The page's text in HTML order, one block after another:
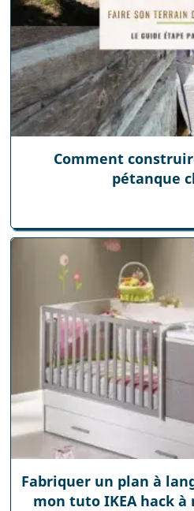
Comment
pétanque
Fabriquer un plan à
mon tuto IKEA hack à